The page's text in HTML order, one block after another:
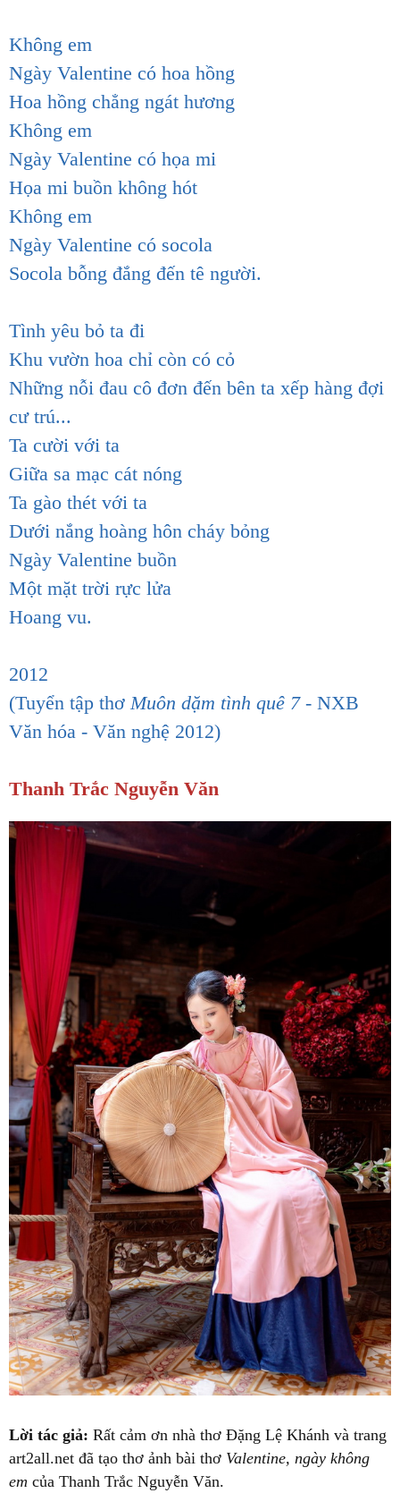
Không em
Ngày Valentine có hoa hồng
Hoa hồng chẳng ngát hương
Không em
Ngày Valentine có họa mi
Họa mi buồn không hót
Không em
Ngày Valentine có socola
Socola bỗng đắng đến tê người.
Tình yêu bỏ ta đi
Khu vườn hoa chỉ còn có cỏ
Những nỗi đau cô đơn đến bên ta xếp hàng đợi
cư trú...
Ta cười với ta
Giữa sa mạc cát nóng
Ta gào thét với ta
Dưới nắng hoàng hôn cháy bỏng
Ngày Valentine buồn
Một mặt trời rực lửa
Hoang vu.
2012
(Tuyển tập thơMuôn dặm tình quê 7- NXB
Văn hóa - Văn nghệ 2012)
Thanh Trắc Nguyễn Văn
Lời tác giả: Rất cảm ơn nhà thơ Đặng Lệ Khánh và trang
art2all.net đã tạo thơ ảnh bài thơ Valentine, ngày không
em của Thanh Trắc Nguyễn Văn.